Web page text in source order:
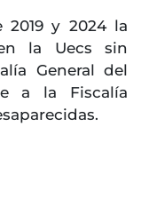
y 2024 la
la Uecs sin
General del
a la Fiscalía